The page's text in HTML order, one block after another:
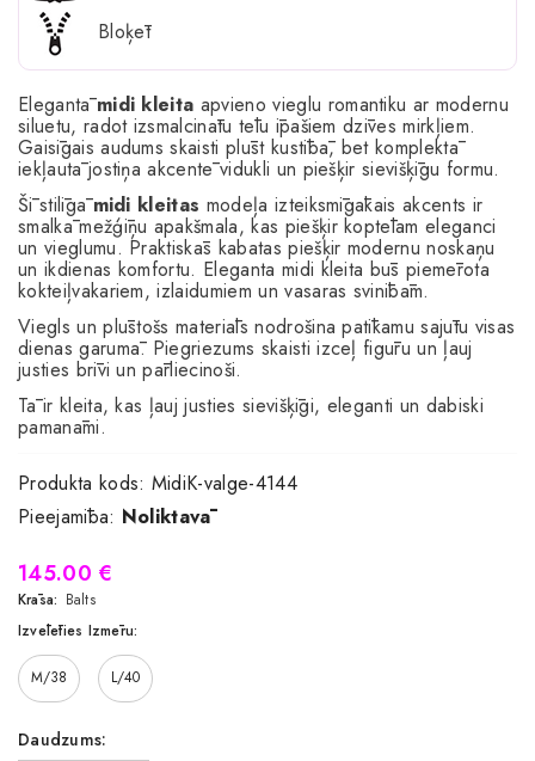
Bloķēt
Elegantāmidi kleita apvieno vieglu romantiku ar modernu
siluetu, radot izsmalcinātu tēlu īpašiem dzīves mirkļiem.
Gaisīgais audums skaisti plūst kustībā, bet komplektā
iekļautā jostiņa akcentē vidukli un piešķir sievišķīgu formu.
Šī stilīgāmidi kleitas modeļa izteiksmīgākais akcents ir
smalkā mežģīņu apakšmala, kas piešķir koptēlam eleganci
un vieglumu. Praktiskās kabatas piešķir modernu noskaņu
un ikdienas komfortu. Eleganta midi kleita būs piemērota
kokteiļvakariem, izlaidumiem un vasaras svinībām.
Viegls un plūstošs materiāls nodrošina patīkamu sajūtu visas
dienas garumā. Piegriezums skaisti izceļ figūru un ļauj
justies brīvi un pārliecinoši.
Tā ir kleita, kas ļauj justies sievišķīgi, eleganti un dabiski
pamanāmi.
Produkta kods: MidiK-valge-4144
Pieejamība: Noliktavā
145.00 €
Krāsa: Balts
Izvēlēties Izmēru:
M/38 L/40
Daudzums: